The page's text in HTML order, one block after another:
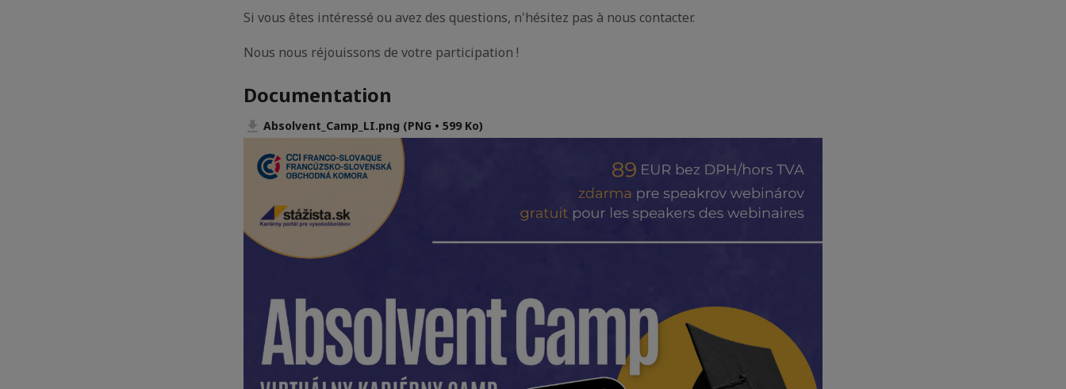
Si vous êtes intéressé ou avez des questions, n'hésitez pas à nous contacter.
Nous nous réjouissons de votre participation !
Documentation
Absolvent_Camp_LI.png (PNG • 599 Ko)